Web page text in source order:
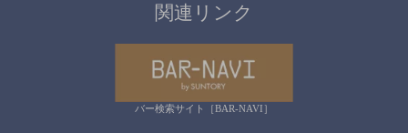
関連リンク
バー検索サイト［BAR-NAVI］